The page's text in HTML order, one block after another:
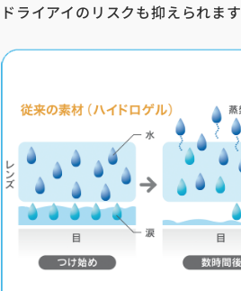
ドライアイのリスクも抑えられます